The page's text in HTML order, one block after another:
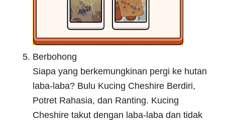
Berbohong
Siapa yang berkemungkinan pergi ke hutan
laba-laba? Bulu Kucing Cheshire Berdiri,
Potret Rahasia, dan Ranting. Kucing
Cheshire takut dengan laba-laba dan tidak